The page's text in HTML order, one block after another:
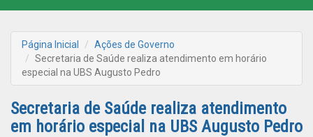
Página Inicial
Ações de Governo
Secretaria de Saúde realiza atendimento em horário
especial na UBS Augusto Pedro
Secretaria de Saúde realiza atendimento
em horário especial na UBS Augusto Pedro